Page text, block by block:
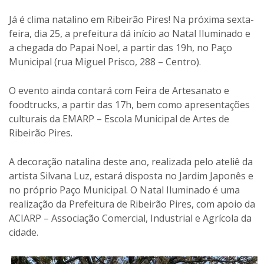
Já é clima natalino em Ribeirão Pires! Na próxima sexta-
feira, dia 25, a prefeitura dá início ao Natal Iluminado e
a chegada do Papai Noel, a partir das 19h, no Paço
Municipal (rua Miguel Prisco, 288 – Centro).
O evento ainda contará com Feira de Artesanato e
foodtrucks, a partir das 17h, bem como apresentações
culturais da EMARP – Escola Municipal de Artes de
Ribeirão Pires.
A decoração natalina deste ano, realizada pelo ateliê da
artista Silvana Luz, estará disposta no Jardim Japonês e
no próprio Paço Municipal. O Natal Iluminado é uma
realização da Prefeitura de Ribeirão Pires, com apoio da
ACIARP – Associação Comercial, Industrial e Agrícola da
cidade.